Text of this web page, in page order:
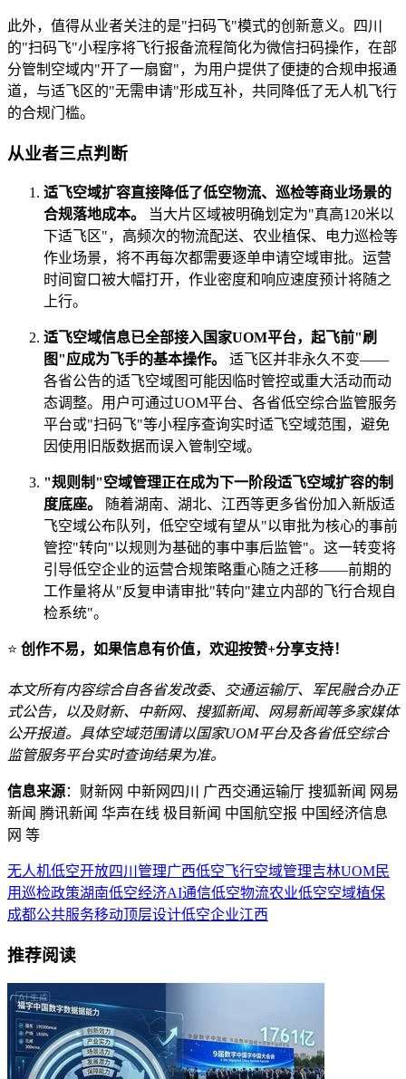
此外，值得从业者关注的是"扫码飞"模式的创新意义。四川
的"扫码飞"小程序将飞行报备流程简化为微信扫码操作，在部
分管制空域内"开了一扇窗"，为用户提供了便捷的合规申报通
道，与适飞区的"无需申请"形成互补，共同降低了无人机飞行
的合规门槛。
从业者三点判断
适飞空域扩容直接降低了低空物流、巡检等商业场景的
合规落地成本。
当大片区域被明确划定为"真高120米以
下适飞区"，高频次的物流配送、农业植保、电力巡检等
作业场景，将不再每次都需要逐单申请空域审批。运营
时间窗口被大幅打开，作业密度和响应速度预计将随之
上行。
适飞空域信息已全部接入国家UOM平台，起飞前"刷
图"应成为飞手的基本操作。
适飞区并非永久不变——
各省公告的适飞空域图可能因临时管控或重大活动而动
态调整。用户可通过UOM平台、各省低空综合监管服务
平台或"扫码飞"等小程序查询实时适飞空域范围，避免
因使用旧版数据而误入管制空域。
"规则制"空域管理正在成为下一阶段适飞空域扩容的制
度底座。
随着湖南、湖北、江西等更多省份加入新版适
飞空域公布队列，低空空域有望从"以审批为核心的事前
管控"转向"以规则为基础的事中事后监管"。这一转变将
引导低空企业的运营合规策略重心随之迁移——前期的
工作量将从"反复申请审批"转向"建立内部的飞行合规自
检系统"。
⭐ 创作不易，如果信息有价值，欢迎按赞+分享支持！
本文所有内容综合自各省发改委、交通运输厅、军民融合办正
式公告，以及财新、中新网、搜狐新闻、网易新闻等多家媒体
公开报道。具体空域范围请以国家UOM平台及各省低空综合
监管服务平台实时查询结果为准。
信息来源：财新网 中新网四川 广西交通运输厅 搜狐新闻 网易
新闻 腾讯新闻 华声在线 极目新闻 中国航空报 中国经济信息
网 等
无人机低空开放四川 管理广西低空飞行空域管理吉林UOM民
用巡检政策湖南低空经济AI通信低空物流农业低空空域植保
成都公共服务移动顶层设计低空企业江西
推荐阅读